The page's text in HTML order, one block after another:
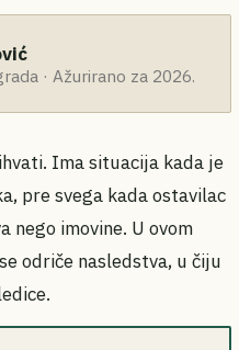
· Ažurirano za 2026.
Ima situacija kada je
pre svega kada ostavilac
nego imovine. U ovom
odriče nasledstva, u čiju